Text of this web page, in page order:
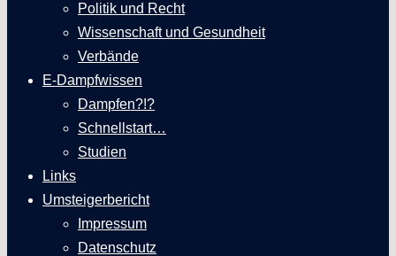
Politik und Recht
Wissenschaft und Gesundheit
Verbände
E-Dampfwissen
Dampfen?!?
Schnellstart…
Studien
Links
Umsteigerbericht
Impressum
Datenschutz